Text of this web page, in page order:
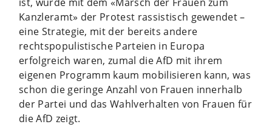
Kanzleramt» der Protest rassistisch gewendet –
eine Strategie, mit der bereits andere
rechtspopulistische Parteien in Europa
erfolgreich waren, zumal die AfD mit ihrem
eigenen Programm kaum mobilisieren kann, was
schon die geringe Anzahl von Frauen innerhalb
der Partei und das Wahlverhalten von Frauen für
die AfD zeigt.